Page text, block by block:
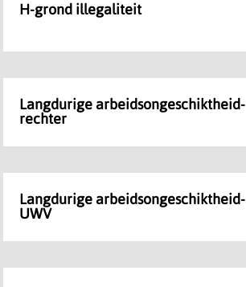
H-grond illegaliteit
Langdurige arbeidsongeschiktheid-
rechter
Langdurige arbeidsongeschiktheid-
UWV